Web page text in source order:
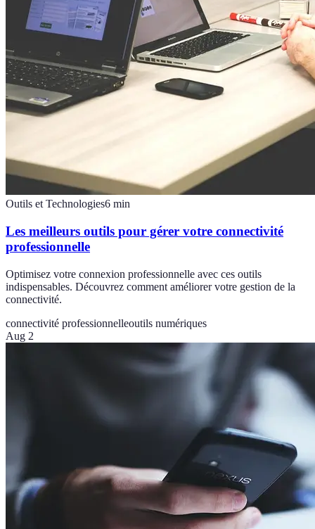
Outils et Technologies6 min
Les meilleurs outils pour gérer votre connectivité
professionnelle
Optimisez votre connexion professionnelle avec ces outils
indispensables. Découvrez comment améliorer votre gestion de la
connectivité.
connectivité professionnelleoutils numériques
Aug 2